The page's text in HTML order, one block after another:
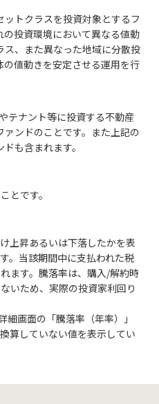
トクラスを投資対象とするフ
の投資環境において異なる値動
ス、また異なった地域に分散投
値動きを安定させる運用を行
テナント等に投資する不動産
ンドのことです。また上記の
も含まれます。
とです。
上昇あるいは下落したかを表
。当該期間中に支払われた税
ます。騰落率は、購入/解約時
いため、実際の投資家利回り
細画面の「騰落率（年率）」
算していない値を表示してい